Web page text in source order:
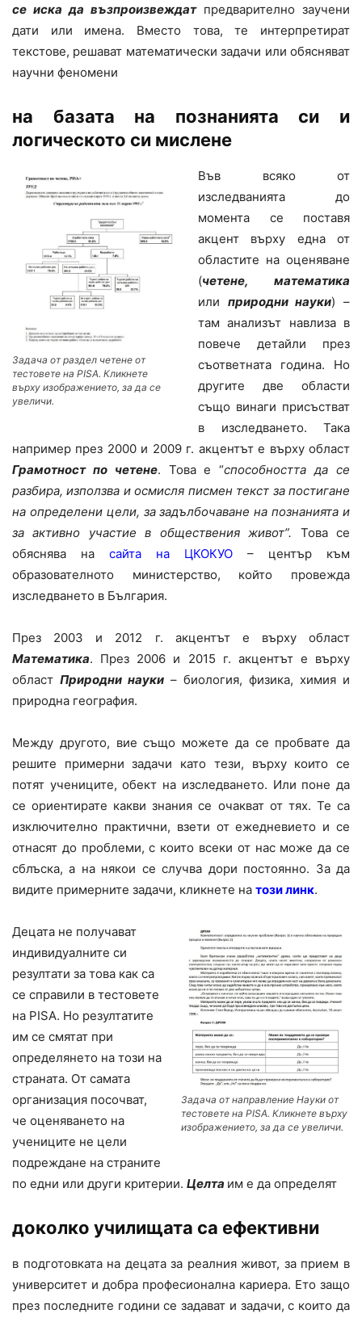
се иска да възпроизвеждатпредварително заучени
дати или имена. Вместо това, те интерпретират
текстове, решават математически задачи или обясняват
научни феномени
на базата на познанията си и
логическото си мислене
Задача от раздел четене от
тестовете на PISA. Кликнете
върху изображението, за да се
увеличи.
Във всяко от
изследванията до
момента се поставя
акцент върху една от
областите на оценяване
(четене, математика
или природни науки) –
там анализът навлиза в
повече детайли през
съответната година. Но
другите две области
също винаги присъстват
в изследването. Така
например през 2000 и 2009 г. акцентът е върху област
Грамотност по четене. Това е “способността да се
разбира, използва и осмисля писмен текст за постигане
на определени цели, за задълбочаване на познанията и
за активно участие в обществения живот”. Това се
обяснява на сайта на ЦКОКУО – център към
образователното министерство, който провежда
изследването в България.
През 2003 и 2012 г. акцентът е върху област
Математика. През 2006 и 2015 г. акцентът е върху
област Природни науки – биология, физика, химия и
природна география.
Между другото, вие също можете да се пробвате да
решите примерни задачи като тези, върху които се
потят учениците, обект на изследването. Или поне да
се ориентирате какви знания се очакват от тях. Те са
изключително практични, взети от ежедневието и се
отнасят до проблеми, с които всеки от нас може да се
сблъска, а на някои се случва дори постоянно. За да
видите примерните задачи, кликнете на този линк.
Задача от направление Науки от
тестовете на PISA. Кликнете върху
изображението, за да се увеличи.
Децата не получават
индивидуалните си
резултати за това как са
се справили в тестовете
на PISA. Но резултатите
им се смятат при
определянето на този на
страната. От самата
организация посочват,
че оценяването на
учениците не цели
подреждане на страните
по едни или други критерии. Целта им е да определят
доколко училищата са ефективни
в подготовката на децата за реалния живот, за прием в
университет и добра професионална кариера. Ето защо
през последните години се задават и задачи, с които да